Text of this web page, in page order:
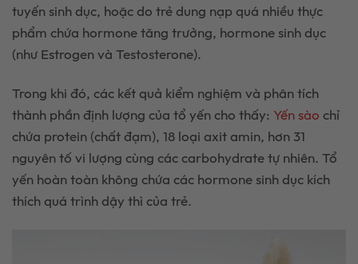
tuyến sinh dục, hoặc do trẻ dung nạp quá nhiều thực
phẩm chứa hormone tăng trưởng, hormone sinh dục
(như Estrogen và Testosterone).
Trong khi đó, các kết quả kiểm nghiệm và phân tích
thành phần định lượng của tổ yến cho thấy: Yến sào chỉ
chứa protein (chất đạm), 18 loại axit amin, hơn 31
nguyên tố vi lượng cùng các carbohydrate tự nhiên. Tổ
yến hoàn toàn không chứa các hormone sinh dục kích
thích quá trình dậy thì của trẻ.